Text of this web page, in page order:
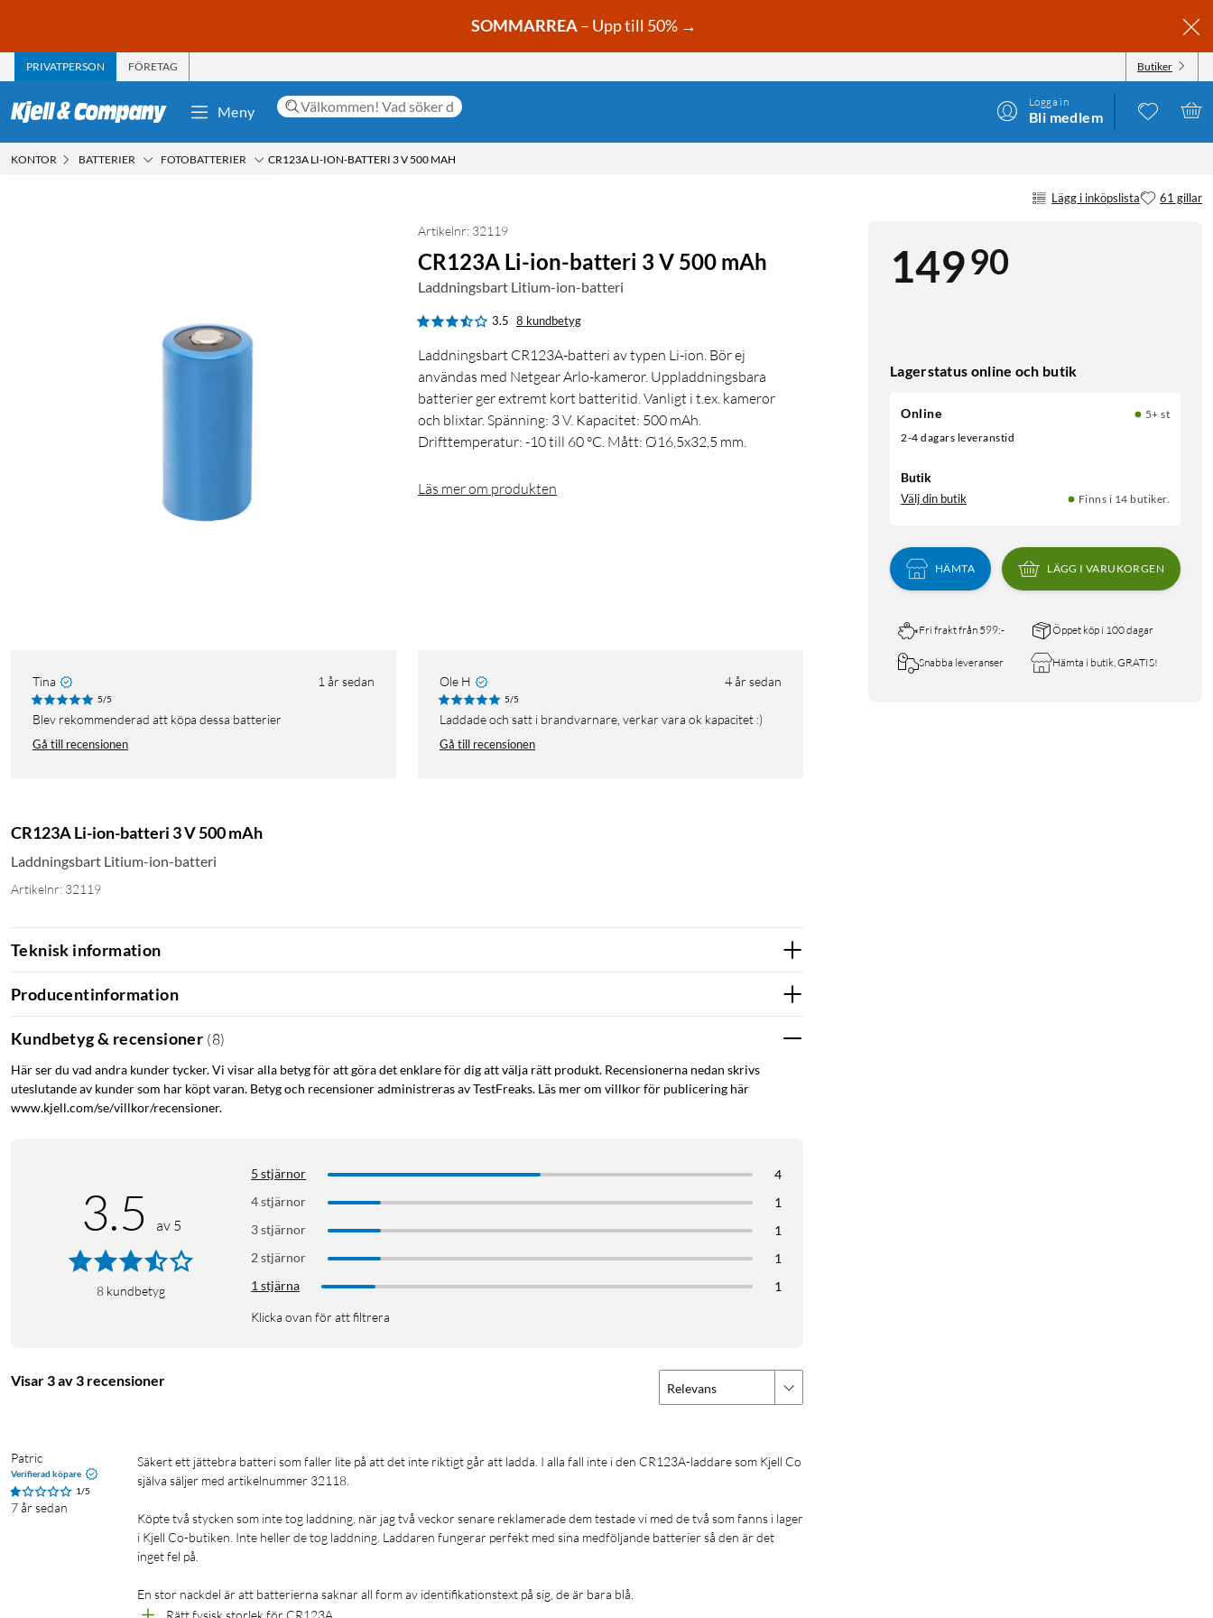
SOMMARREA– Upp till 50% →
PRIVATPERSON FÖRETAG Butiker
Meny
Logga in
Bli medlem
KONTOR BATTERIER FOTOBATTERIER CR123A LI-ION-BATTERI 3 V 500 MAH
Lägg i inköpslista 61 gillar
14990
Lagerstatus online och butik
Online
5+ st
2-4 dagars leveranstid
Butik
Välj din butik Finns i 14 butiker.
HÄMTA LÄGG I VARUKORGEN
Fri frakt från 599:- Öppet köp i 100 dagar
Snabba leveranser Hämta i butik, GRATIS!
Artikelnr: 32119
CR123A Li-ion-batteri 3 V 500 mAh
Laddningsbart Litium-ion-batteri
3.5 8 kundbetyg
Laddningsbart CR123A-batteri av typen Li-ion. Bör ej
användas med Netgear Arlo-kameror. Uppladdningsbara
batterier ger extremt kort batteritid. Vanligt i t.ex. kameror
och blixtar. Spänning: 3 V. Kapacitet: 500 mAh.
Drifttemperatur: -10 till 60 °C. Mått: Ø16,5x32,5 mm.
Läs mer om produkten
Tina 1 år sedan
5/5
Blev rekommenderad att köpa dessa batterier
Gå till recensionen
Ole H 4 år sedan
5/5
Laddade och satt i brandvarnare, verkar vara ok kapacitet :)
Gå till recensionen
CR123A Li-ion-batteri 3 V 500 mAh
Laddningsbart Litium-ion-batteri
Artikelnr: 32119
Teknisk information
Producentinformation
Kundbetyg & recensioner (8)
Här ser du vad andra kunder tycker. Vi visar alla betyg för att göra det enklare för dig att välja rätt produkt. Recensionerna nedan skrivs
uteslutande av kunder som har köpt varan. Betyg och recensioner administreras av TestFreaks. Läs mer om villkor för publicering här
www.kjell.com/se/villkor/recensioner.
3.5 av 5
8 kundbetyg
5 stjärnor
4
4 stjärnor
1
3 stjärnor
1
2 stjärnor
1
1 stjärna
1
Klicka ovan för att filtrera
Visar 3 av 3 recensioner Relevans
Patric
Verifierad köpare
1/5
7 år sedan
Säkert ett jättebra batteri som faller lite på att det inte riktigt går att ladda. I alla fall inte i den CR123A-laddare som Kjell Co
själva säljer med artikelnummer 32118.
Köpte två stycken som inte tog laddning, när jag två veckor senare reklamerade dem testade vi med de två som fanns i lager
i Kjell Co-butiken. Inte heller de tog laddning. Laddaren fungerar perfekt med sina medföljande batterier så den är det
inget fel på.
En stor nackdel är att batterierna saknar all form av identifikationstext på sig, de är bara blå.